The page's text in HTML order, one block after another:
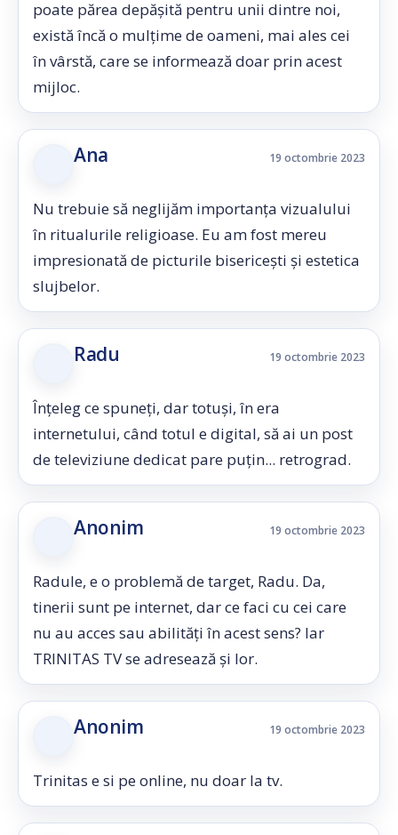
poate părea depășită pentru unii dintre noi,
există încă o mulțime de oameni, mai ales cei
în vârstă, care se informează doar prin acest
mijloc.
Ana 19 octombrie 2023
Nu trebuie să neglijăm importanța vizualului
în ritualurile religioase. Eu am fost mereu
impresionată de picturile bisericești și estetica
slujbelor.
Radu 19 octombrie 2023
Înțeleg ce spuneți, dar totuși, în era
internetului, când totul e digital, să ai un post
de televiziune dedicat pare puțin... retrograd.
Anonim 19 octombrie 2023
Radule, e o problemă de target, Radu. Da,
tinerii sunt pe internet, dar ce faci cu cei care
nu au acces sau abilități în acest sens? Iar
TRINITAS TV se adresează și lor.
Anonim 19 octombrie 2023
Trinitas e si pe online, nu doar la tv.